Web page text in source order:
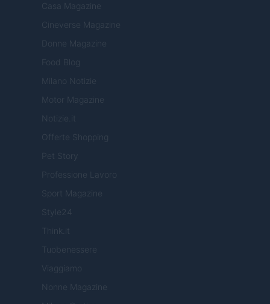
Casa Magazine
Cineverse Magazine
Donne Magazine
Food Blog
Milano Notizie
Motor Magazine
Notizie.it
Offerte Shopping
Pet Story
Professione Lavoro
Sport Magazine
Style24
Think.it
Tuobenessere
Viaggiamo
Nonne Magazine